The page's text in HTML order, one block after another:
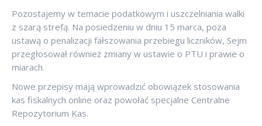
Pozostajemy w temacie podatkowym i uszczelniania walki
z szarą strefą. Na posiedzeniu w dniu 15 marca, poza
ustawą o penalizacji fałszowania przebiegu liczników, Sejm
przegłosował również zmiany w ustawie o PTU i prawie o
miarach.
Nowe przepisy mają wprowadzić obowiązek stosowania
kas fiskalnych online oraz powołać specjalne Centralne
Repozytorium Kas.